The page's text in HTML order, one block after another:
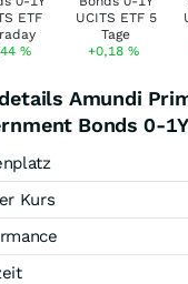
% +0,18%
Amundi
Bonds 0-
Kurs